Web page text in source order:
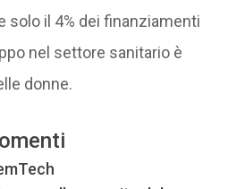
solo il 4% dei finanziamenti
nel settore sanitario è
donne.